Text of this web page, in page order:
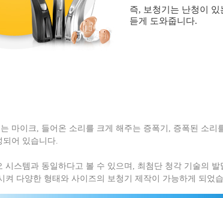
즉, 보청기는 난청이
듣게 도와줍니다.
마이크, 들어온 소리를 크게 해주는 증폭기, 증폭된 소리
되어 있습니다.
시스템과 동일하다고 볼 수 있으며, 최첨단 청각 기술의
켜 다양한 형태와 사이즈의 보청기 제작이 가능하게 되었